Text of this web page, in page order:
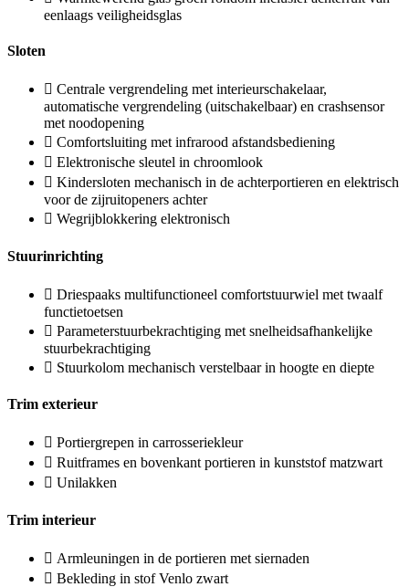
eenlaags veiligheidsglas
Sloten
Centrale vergrendeling met interieurschakelaar,
automatische vergrendeling (uitschakelbaar) en crashsensor
met noodopening
Comfortsluiting met infrarood afstandsbediening
Elektronische sleutel in chroomlook
Kindersloten mechanisch in de achterportieren en elektrisch
voor de zijruitopeners achter
Wegrijblokkering elektronisch
Stuurinrichting
Driespaaks multifunctioneel comfortstuurwiel met twaalf
functietoetsen
Parameterstuurbekrachtiging met snelheidsafhankelijke
stuurbekrachtiging
Stuurkolom mechanisch verstelbaar in hoogte en diepte
Trim exterieur
Portiergrepen in carrosseriekleur
Ruitframes en bovenkant portieren in kunststof matzwart
Unilakken
Trim interieur
Armleuningen in de portieren met siernaden
Bekleding in stof Venlo zwart